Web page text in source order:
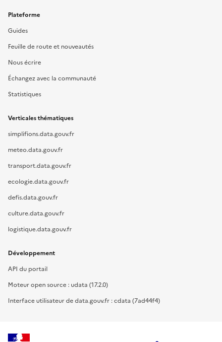
Plateforme
Guides
Feuille de route et nouveautés
Nous écrire
Échangez avec la communauté
Statistiques
Verticales thématiques
simplifions.data.gouv.fr
meteo.data.gouv.fr
transport.data.gouv.fr
ecologie.data.gouv.fr
defis.data.gouv.fr
culture.data.gouv.fr
logistique.data.gouv.fr
Développement
API du portail
Moteur open source : udata (17.2.0)
Interface utilisateur de data.gouv.fr : cdata (7ad44f4)